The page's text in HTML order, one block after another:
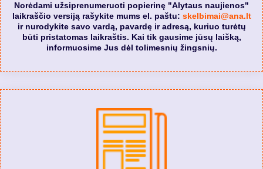
Norėdami užsiprenumeruoti popierinę "Alytaus naujienos"
laikraščio versiją rašykite mums el. paštu: skelbimai@ana.lt
ir nurodykite savo vardą, pavardę ir adresą, kuriuo turėtų
būti pristatomas laikraštis. Kai tik gausime jūsų laišką,
informuosime Jus dėl tolimesnių žingsnių.